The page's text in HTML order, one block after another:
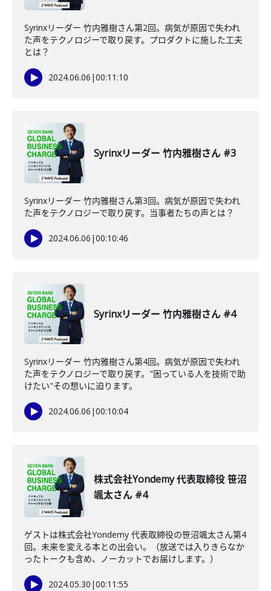
Syrinxリーダー 竹内雅樹さん第2回。病気が原因で失われ
た声をテクノロジーで取り戻す。プロダクトに施した工夫
とは？
2024.06.06 |00:11:10
Syrinxリーダー 竹内雅樹さん #3
Syrinxリーダー 竹内雅樹さん第3回。病気が原因で失われ
た声をテクノロジーで取り戻す。当事者たちの声とは？
2024.06.06 |00:10:46
Syrinxリーダー 竹内雅樹さん #4
Syrinxリーダー 竹内雅樹さん第4回。病気が原因で失われ
た声をテクノロジーで取り戻す。"困っている人を技術で助
けたい"その想いに迫ります。
2024.06.06 |00:10:04
株式会社Yondemy 代表取締役 笹沼
颯太さん #4
ゲストは株式会社Yondemy 代表取締役の笹沼颯太さん第4
回。未来を変える本との出会い。（放送では入りきらなか
ったトークも含め、ノーカットでお届けします。）
2024.05.30 |00:11:55